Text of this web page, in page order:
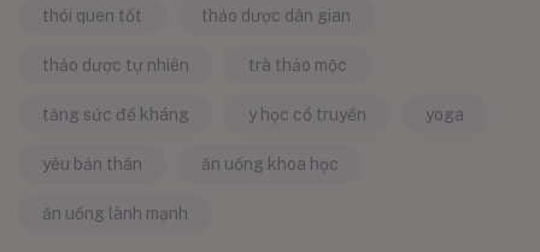
thói quen tốt thảo dược dân gian
thảo dược tự nhiên trà thảo mộc
tăng sức đề kháng y học cổ truyền yoga
yêu bản thân ăn uống khoa học
ăn uống lành mạnh